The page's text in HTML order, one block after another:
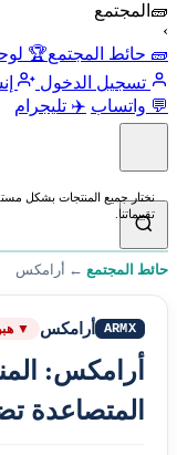
🧱 المجتمع
›
🧱 حائط المجتمع🏆
تسجيل الدخول
💬 واتساب ✈️ تليجرام
نختار جميع المنتجات بشكل
تقييماتنا.
حائط المجتمع ← أرامكس
ARMX أرامكس ▼
أرامكس: